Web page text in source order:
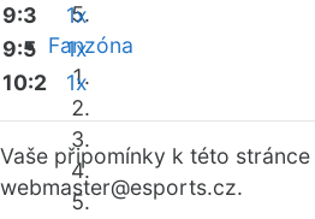
Fanzóna
9:3
1x
9:5
1x
10:2
1x
Vaše připomínky k této stránce
webmaster@esports.cz.